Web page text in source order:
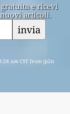
e ricevi
articoli.
invia
am CST from jp2n